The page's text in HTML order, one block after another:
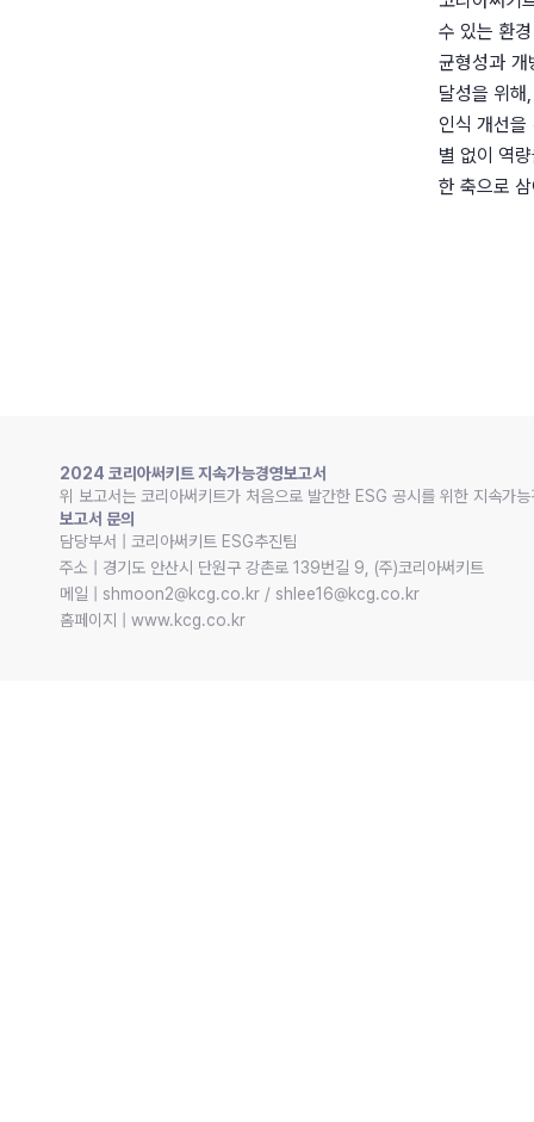
수 있는 환
균형성과 개
달성을 위
인식 개선
별 없이 역
한 축으로
2024 코리아써키트 지속가능경영보고서
위 보고서는 코리아써키트가 처음으로 발간한 ESG 공시를 위한 지속가
보고서 문의
담당부서 | 코리아써키트 ESG추진팀
주소 | 경기도 안산시 단원구 강촌로 139번길 9, (주)코리아써키트
메일 | shmoon2@kcg.co.kr / shlee16@kcg.co.kr
홈페이지 | www.kcg.co.kr